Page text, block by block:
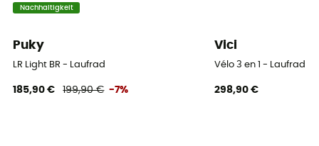
Nachhaltigkeit
Puky
LR Light BR - Laufrad
185,90 € 199,90 € -7%
Vici
Vélo 3 en 1 - Laufrad
298,90 €